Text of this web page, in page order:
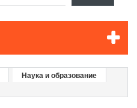
Наука и образование